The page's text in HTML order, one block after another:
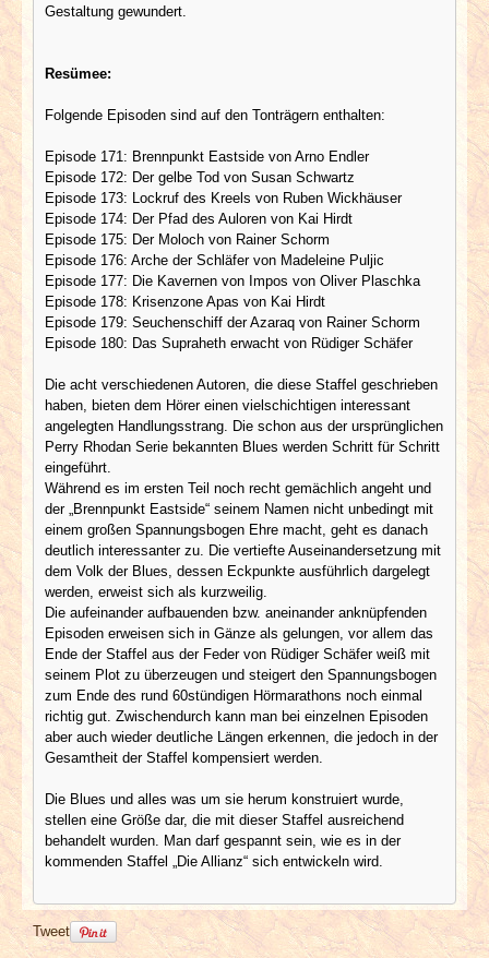
Gestaltung gewundert.
Resümee:
Folgende Episoden sind auf den Tonträgern enthalten:
Episode 171: Brennpunkt Eastside von Arno Endler
Episode 172: Der gelbe Tod von Susan Schwartz
Episode 173: Lockruf des Kreels von Ruben Wickhäuser
Episode 174: Der Pfad des Auloren von Kai Hirdt
Episode 175: Der Moloch von Rainer Schorm
Episode 176: Arche der Schläfer von Madeleine Puljic
Episode 177: Die Kavernen von Impos von Oliver Plaschka
Episode 178: Krisenzone Apas von Kai Hirdt
Episode 179: Seuchenschiff der Azaraq von Rainer Schorm
Episode 180: Das Supraheth erwacht von Rüdiger Schäfer
Die acht verschiedenen Autoren, die diese Staffel geschrieben
haben, bieten dem Hörer einen vielschichtigen interessant
angelegten Handlungsstrang. Die schon aus der ursprünglichen
Perry Rhodan Serie bekannten Blues werden Schritt für Schritt
eingeführt.
Während es im ersten Teil noch recht gemächlich angeht und
der „Brennpunkt Eastside“ seinem Namen nicht unbedingt mit
einem großen Spannungsbogen Ehre macht, geht es danach
deutlich interessanter zu. Die vertiefte Auseinandersetzung mit
dem Volk der Blues, dessen Eckpunkte ausführlich dargelegt
werden, erweist sich als kurzweilig.
Die aufeinander aufbauenden bzw. aneinander anknüpfenden
Episoden erweisen sich in Gänze als gelungen, vor allem das
Ende der Staffel aus der Feder von Rüdiger Schäfer weiß mit
seinem Plot zu überzeugen und steigert den Spannungsbogen
zum Ende des rund 60stündigen Hörmarathons noch einmal
richtig gut. Zwischendurch kann man bei einzelnen Episoden
aber auch wieder deutliche Längen erkennen, die jedoch in der
Gesamtheit der Staffel kompensiert werden.
Die Blues und alles was um sie herum konstruiert wurde,
stellen eine Größe dar, die mit dieser Staffel ausreichend
behandelt wurden. Man darf gespannt sein, wie es in der
kommenden Staffel „Die Allianz“ sich entwickeln wird.
Tweet